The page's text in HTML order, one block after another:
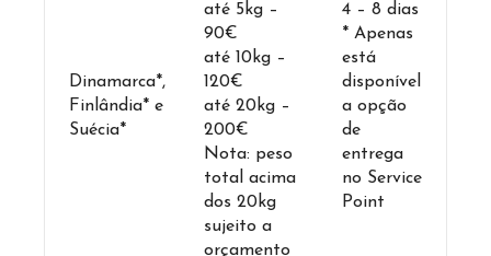
Dinamarca*,
Finlândia* e
Suécia*
até 5kg –
90€
até 10kg –
120€
até 20kg –
200€
Nota: peso
total acima
dos 20kg
sujeito a
orçamento
4 – 8 dias
* Apenas
está
disponível
a opção
de
entrega
no Service
Point